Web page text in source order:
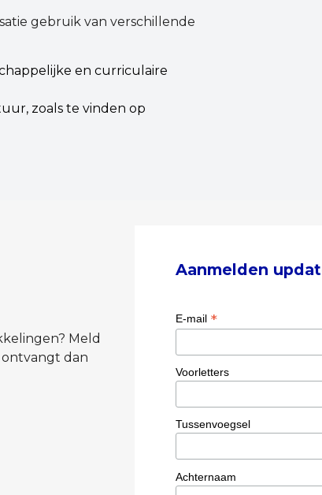
gebruik van verschillende
en curriculaire
zoals te vinden op
Meld
ontvangt dan
Aanmelden
E-mail *
Voorletters
Tussenvoegsel
Achternaam